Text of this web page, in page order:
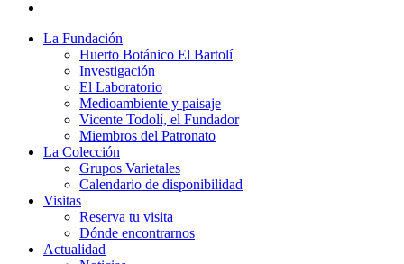
La Fundación
Huerto Botánico El Bartolí
Investigación
El Laboratorio
Medioambiente y paisaje
Vicente Todolí, el Fundador
Miembros del Patronato
La Colección
Grupos Varietales
Calendario de disponibilidad
Visitas
Reserva tu visita
Dónde encontrarnos
Actualidad